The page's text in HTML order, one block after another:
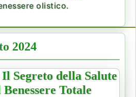
olistico.
2024
Segreto della Salute
Totale